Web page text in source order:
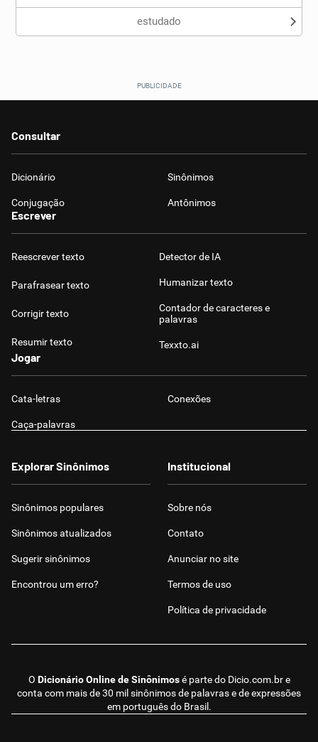
Dicionário
estudado
Consultar
Dicionário Sinônimos
Conjugação Antônimos
Escrever
Reescrever texto
Parafrasear texto
Corrigir texto
Resumir texto
Detector de IA
Humanizar texto
Contador de caracteres e
palavras
Texxto.ai
Jogar
Cata-letras Conexões
Caça-palavras
O Dicionário Online de Sinônimosé parte do Dicio.com.bre
conta com mais de 30 mil sinônimos de palavras e de expressões
em português do Brasil.
Explorar Sinônimos
Sinônimos populares
Sinônimos atualizados
Sugerir sinônimos
Encontrou um erro?
Institucional
Sobre nós
Contato
Anunciar no site
Termos de uso
Política de privacidade